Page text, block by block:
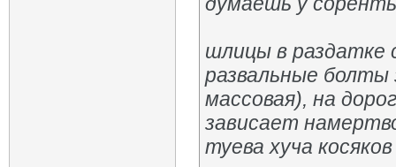
шлицы в раздатке
развальные
массовая), на
зависает
туева хуча